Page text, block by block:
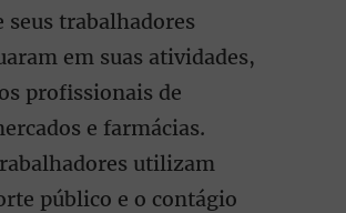
seus trabalhadores
em suas atividades,
profissionais de
e farmácias.
utilizam
público e o contágio